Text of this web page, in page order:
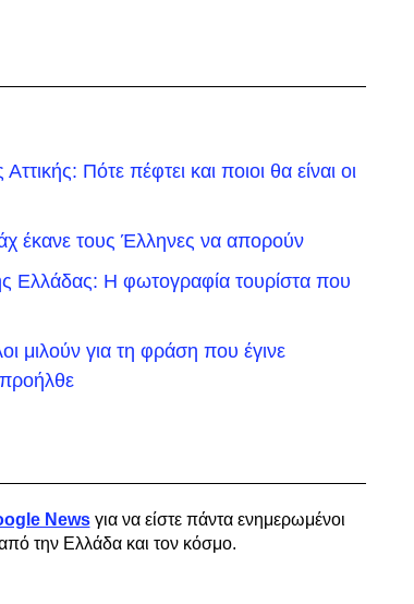
Πότε πέφτει και ποιοι θα είναι οι
έκανε τους Έλληνες να απορούν
Ελλάδας: Η φωτογραφία τουρίστα που
μιλούν για τη φράση που έγινε
Newsγια να είστε πάντα ενημερωμένοι
την Ελλάδα και τον κόσμο.